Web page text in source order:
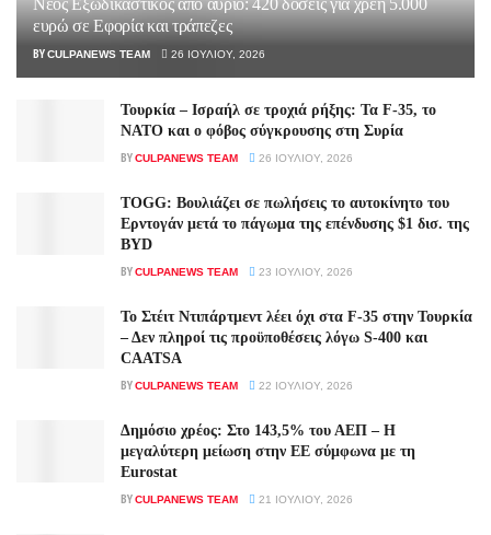
Νέος Εξωδικαστικός από αύριο: 420 δόσεις για χρέη 5.000
ευρώ σε Εφορία και τράπεζες
BYCULPANEWS TEAM 26 ΙΟΥΛΊΟΥ, 2026
Τουρκία – Ισραήλ σε τροχιά ρήξης: Τα F-35, το
ΝΑΤΟ και ο φόβος σύγκρουσης στη Συρία
BYCULPANEWS TEAM 26 ΙΟΥΛΊΟΥ, 2026
TOGG: Βουλιάζει σε πωλήσεις το αυτοκίνητο του
Ερντογάν μετά το πάγωμα της επένδυσης $1 δισ. της
BYD
BYCULPANEWS TEAM 23 ΙΟΥΛΊΟΥ, 2026
Το Στέιτ Ντιπάρτμεντ λέει όχι στα F-35 στην Τουρκία
– Δεν πληροί τις προϋποθέσεις λόγω S-400 και
CAATSA
BYCULPANEWS TEAM 22 ΙΟΥΛΊΟΥ, 2026
Δημόσιο χρέος: Στο 143,5% του ΑΕΠ – Η
μεγαλύτερη μείωση στην ΕΕ σύμφωνα με τη
Eurostat
BYCULPANEWS TEAM 21 ΙΟΥΛΊΟΥ, 2026